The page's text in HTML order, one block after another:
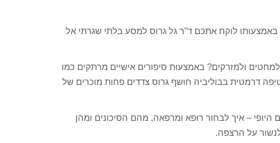
באמצעותו לוקח אתכם ד"ר גל גרוס למסע בלתי שגרתי אל
ולמזרקים? באמצעות סיפורים אישיים מרתקים כמו
דרמטית בבוליביה חושף גרוס צדדים פחות מוכרים של
– איך לבחור רופא ומרפאה, מהם הסיכונים ומהן
על הרצפה.